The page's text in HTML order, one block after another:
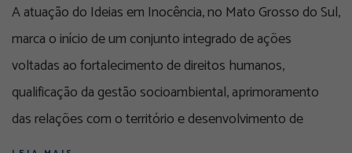
A atuação do Ideias em Inocência, no Mato Grosso do Sul,
marca o início de um conjunto integrado de ações
voltadas ao fortalecimento de direitos humanos,
qualificação da gestão socioambiental, aprimoramento
das relações com o território e desenvolvimento de